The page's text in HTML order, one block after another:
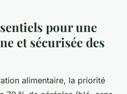
pour une
et sécurisée des
alimentaire, la priorité